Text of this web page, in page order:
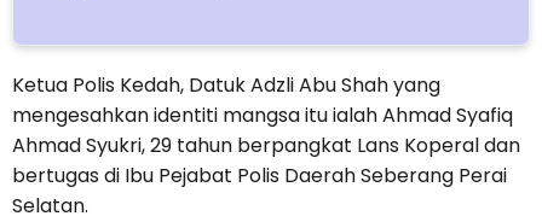
Ketua Polis Kedah, Datuk Adzli Abu Shah yang
mengesahkan identiti mangsa itu ialah Ahmad Syafiq
Ahmad Syukri, 29 tahun berpangkat Lans Koperal dan
bertugas di Ibu Pejabat Polis Daerah Seberang Perai
Selatan.